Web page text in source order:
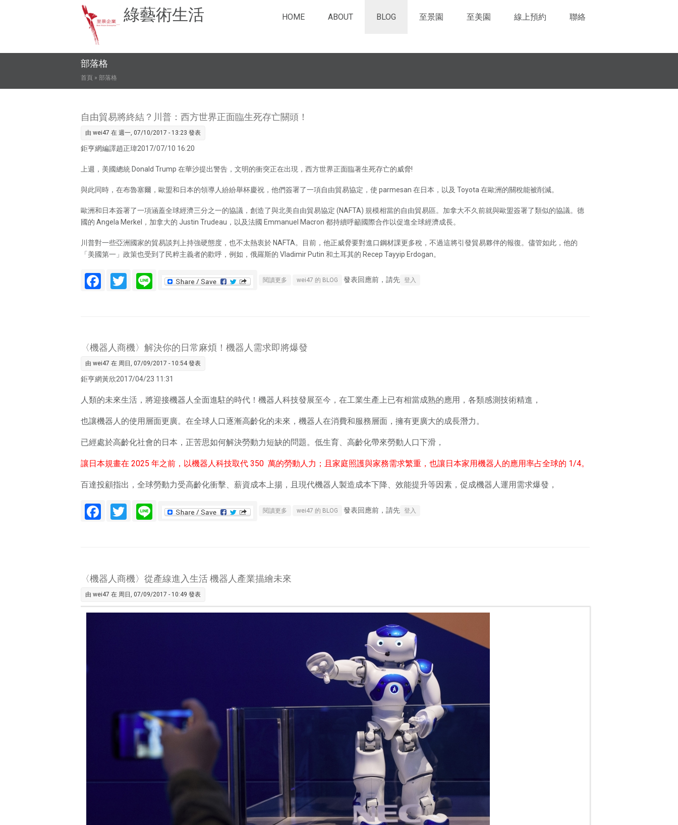
綠藝術生活 HOME ABOUT BLOG 至景園 至美園 線上預約 聯絡
部落格
您在這裡
首頁 » 部落格
自由貿易將終結？川普：西方世界正面臨生死存亡關頭！
由 wei47 在 週一, 07/10/2017 - 13:23 發表
鉅亨網編譯趙正瑋2017/07/10 16:20
上週，美國總統 Donald Trump 在華沙提出警告，文明的衝突正在出現，西方世界正面臨著生死存亡的威脅!
與此同時，在布魯塞爾，歐盟和日本的領導人紛紛舉杯慶祝，他們簽署了一項自由貿易協定，使 parmesan 在日本，以及 Toyota 在歐洲的關稅能被削減。
歐洲和日本簽署了一項涵蓋全球經濟三分之一的協議，創造了與北美自由貿易協定 (NAFTA) 規模相當的自由貿易區。加拿大不久前就與歐盟簽署了類似的協議。德
國的 Angela Merkel，加拿大的 Justin Trudeau，以及法國 Emmanuel Macron 都持續呼籲國際合作以促進全球經濟成長。
川普對一些亞洲國家的貿易談判上持強硬態度，也不太熱衷於 NAFTA。目前，他正威脅要對進口鋼材課更多稅，不過這將引發貿易夥伴的報復。儘管如此，他的
「美國第一」政策也受到了民粹主義者的歡呼，例如，俄羅斯的 Vladimir Putin 和土耳其的 Recep Tayyip Erdogan。
Facebook
Twitter
Line 閱讀更多 關於自由貿易將終結？川普：西方世界正面臨生死存亡關頭！
wei47 的 BLOG 發表回應前，請先 登入
〈機器人商機〉解決你的日常麻煩！機器人需求即將爆發
由 wei47 在 周日, 07/09/2017 - 10:54 發表
鉅亨網黃欣2017/04/23 11:31
人類的未來生活，將迎接機器人全面進駐的時代！機器人科技發展至今，在工業生產上已有相當成熟的應用，各類感測技術精進，
也讓機器人的使用層面更廣。在全球人口逐漸高齡化的未來，機器人在消費和服務層面，擁有更廣大的成長潛力。
已經處於高齡化社會的日本，正苦思如何解決勞動力短缺的問題。低生育、高齡化帶來勞動人口下滑，
讓日本規畫在 2025 年之前，以機器人科技取代 350 萬的勞動人力；且家庭照護與家務需求繁重，也讓日本家用機器人的應用率占全球的 1/4。
百達投顧指出，全球勞動力受高齡化衝擊、薪資成本上揚，且現代機器人製造成本下降、效能提升等因素，促成機器人運用需求爆發，
Facebook
Twitter
Line 閱讀更多 關於〈機器人商機〉解決你的日常麻煩！機器人需求即將爆發
wei47 的 BLOG 發表回應前，請先 登入
〈機器人商機〉從產線進入生活 機器人產業描繪未來
由 wei47 在 周日, 07/09/2017 - 10:49 發表